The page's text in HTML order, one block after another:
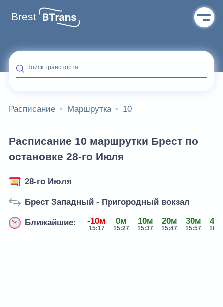
Brest
Поиск транспорта
Расписание Маршрутка 10
Расписание 10 маршрутки Брест по
остановке 28-го Июля
28-го Июля
Брест Западный - Пригородный вокзал
Ближайшие: -10м
15:17
0м
15:27
10м
15:37
20м
15:47
30м
15:57